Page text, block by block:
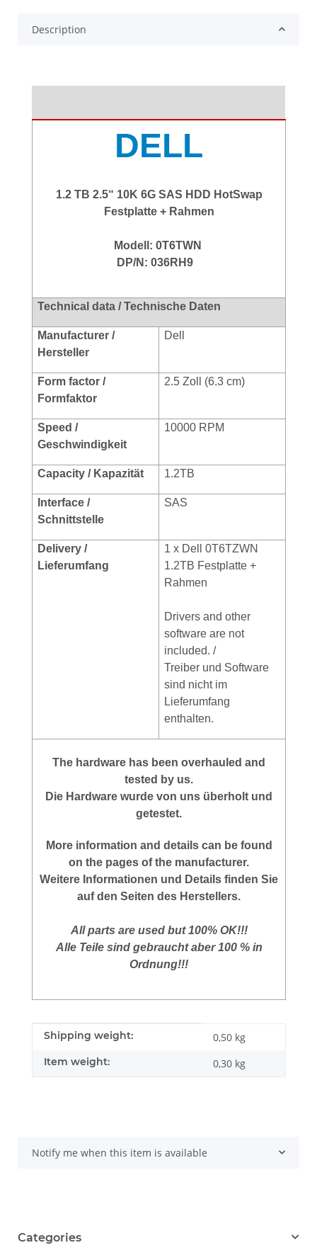
Description
DELL
1.2 TB 2.5“ 10K 6G SAS HDD HotSwap
Festplatte + Rahmen
Modell: 0T6TWN
DP/N: 036RH9
Technical data / Technische Daten
Manufacturer /
Hersteller
Dell
Form factor /
Formfaktor
2.5 Zoll (6.3 cm)
Speed /
Geschwindigkeit
10000 RPM
Capacity / Kapazität 1.2TB
Interface /
Schnittstelle
SAS
Delivery /
Lieferumfang
1 x Dell 0T6TZWN
1.2TB Festplatte +
Rahmen
Drivers and other
software are not
included. /
Treiber und Software
sind nicht im
Lieferumfang
enthalten.
The hardware has been overhauled and
tested by us.
Die Hardware wurde von uns überholt und
getestet.
More information and details can be found
on the pages of the manufacturer.
Weitere Informationen und Details finden Sie
auf den Seiten des Herstellers.
All parts are used but 100% OK!!!
Alle Teile sind gebraucht aber 100 % in
Ordnung!!!
Item information
Value
Shipping weight: 0,50 kg
Item weight: 0,30 kg
Notify me when this item is available
Categories